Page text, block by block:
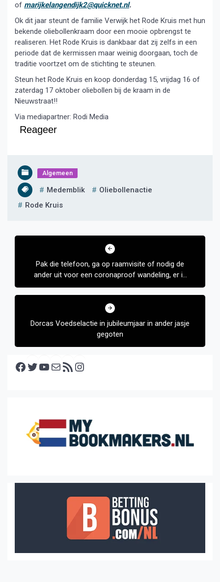
of marijkelangendijk2@quicknet.nl.
Ok dit jaar steunt de familie Verwijk het Rode Kruis met hun
bekende oliebollenkraam door een mooie opbrengst te
realiseren. Het Rode Kruis is dankbaar dat zij zelfs in een
periode dat de kermissen maar weinig doorgaan, toch de
traditie voortzet om de stichting te steunen.
Steun het Rode Kruis en koop donderdag 15, vrijdag 16 of
zaterdag 17 oktober oliebollen bij de kraam in de
Nieuwstraat!!
Via mediapartner: Rodi Media
Reageer
Algemeen
Medemblik
Oliebollenactie
Rode Kruis
Bericht
Pak die telefoon, ga op raamvisite of nodig de
ander uit voor een coronaproof wandeling, er is
gelukkig nog van alles wel mogelijk.
Dorcas Voedselactie in jubileumjaar in ander jasje
gegoten
Facebook Twitter YouTube E-mail RSS feed